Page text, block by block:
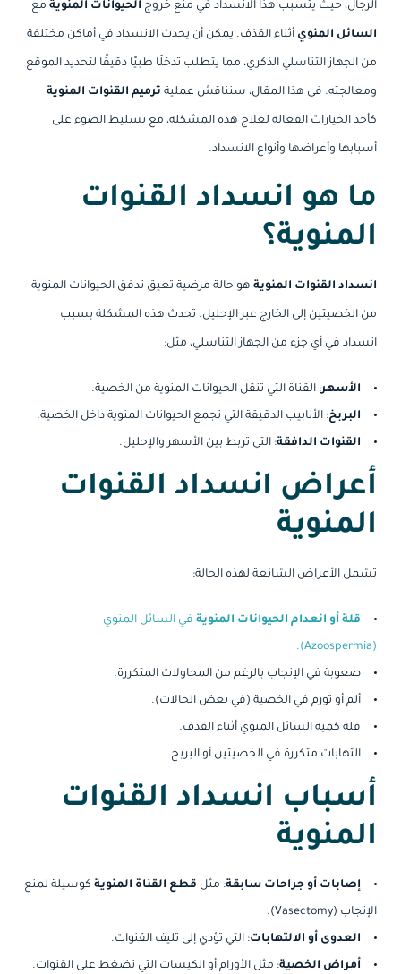
الرجال، حيث يتسبب هذا الانسداد في منع خروج الحيوانات المنويةمع
السائل المنوي أثناء القذف. يمكن أن يحدث الانسداد في أماكن مختلفة
من الجهاز التناسلي الذكري، مما يتطلب تدخلًا طبيًا دقيقًا لتحديد الموقع
ومعالجته. في هذا المقال، سنناقش عملية ترميم القنوات المنوية
كأحد الخيارات الفعالة لعلاج هذه المشكلة، مع تسليط الضوء على
أسبابها وأعراضها وأنواع الانسداد.
ما هو انسداد القنوات
المنوية؟
انسداد القنوات المنويةهو حالة مرضية تعيق تدفق الحيوانات المنوية
من الخصيتين إلى الخارج عبر الإحليل. تحدث هذه المشكلة بسبب
انسداد في أي جزء من الجهاز التناسلي، مثل:
الأسهر: القناة التي تنقل الحيوانات المنوية من الخصية.
البربخ: الأنابيب الدقيقة التي تجمع الحيوانات المنوية داخل الخصية.
القنوات الدافقة: التي تربط بين الأسهر والإحليل.
أعراض انسداد القنوات
المنوية
تشمل الأعراض الشائعة لهذه الحالة:
قلة أو انعدام الحيوانات المنويةفي السائل المنوي
(Azoospermia).
صعوبة في الإنجاب بالرغم من المحاولات المتكررة.
ألم أو تورم في الخصية (في بعض الحالات).
قلة كمية السائل المنوي أثناء القذف.
التهابات متكررة في الخصيتين أو البربخ.
أسباب انسداد القنوات
المنوية
إصابات أو جراحات سابقة: مثل قطع القناة المنويةكوسيلة لمنع
الإنجاب (Vasectomy).
العدوى أو الالتهابات: التي تؤدي إلى تليف القنوات.
أمراض الخصية: مثل الأورام أو الكيسات التي تضغط على القنوات.